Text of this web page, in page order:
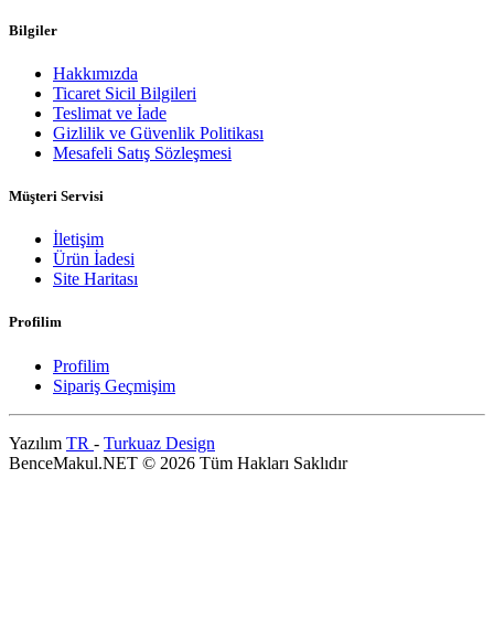
Bilgiler
Hakkımızda
Ticaret Sicil Bilgileri
Teslimat ve İade
Gizlilik ve Güvenlik Politikası
Mesafeli Satış Sözleşmesi
Müşteri Servisi
İletişim
Ürün İadesi
Site Haritası
Profilim
Profilim
Sipariş Geçmişim
Yazılım TR - Turkuaz Design
BenceMakul.NET © 2026 Tüm Hakları Saklıdır